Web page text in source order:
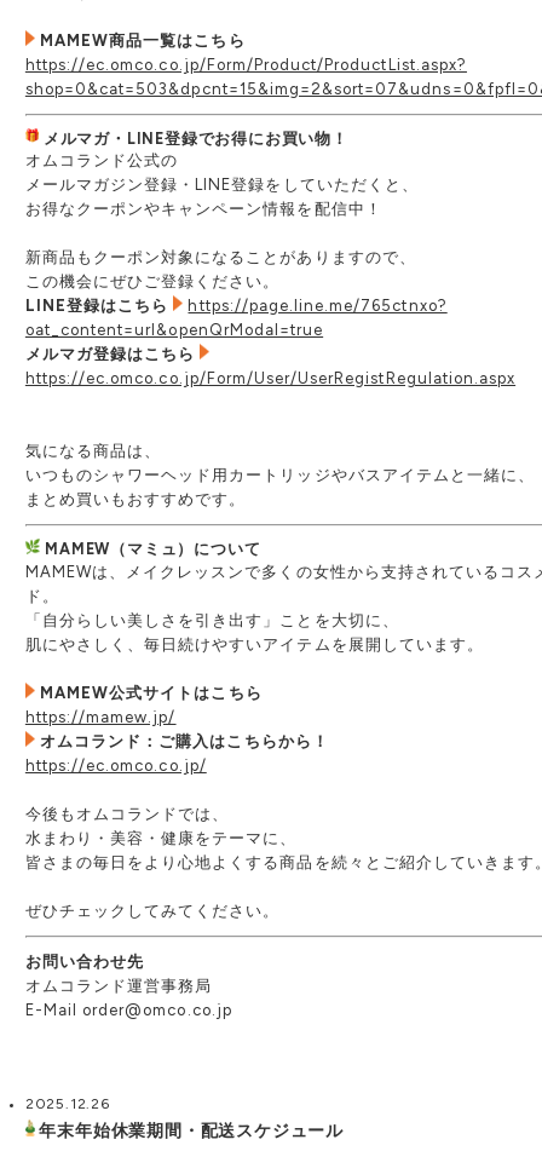
MAMEW商品一覧はこちら
https://ec.omco.co.jp/Form/Product/ProductList.aspx?
メルマガ・LINE登録でお得にお買い物！
オムコランド公式の
メールマガジン登録・LINE登録をしていただくと、
お得なクーポンやキャンペーン情報を配信中！
新商品もクーポン対象になることがありますので、
この機会にぜひご登録ください。
LINE登録はこちら
https://page.line.me/765ctnxo?
oat_content=url&openQrModal=true
メルマガ登録はこちら
https://ec.omco.co.jp/Form/User/UserRegistRegulation.aspx
気になる商品は、
いつものシャワーヘッド用カートリッジやバスアイテムと一緒に、
まとめ買いもおすすめです。
MAMEW（マミュ）について
MAMEWは、メイクレッスンで多くの女性から支持されているコス
ド。
「自分らしい美しさを引き出す」ことを大切に、
肌にやさしく、毎日続けやすいアイテムを展開しています。
MAMEW公式サイトはこちら
https://mamew.jp/
オムコランド：ご購入はこちらから！
https://ec.omco.co.jp/
今後もオムコランドでは、
水まわり・美容・健康をテーマに、
皆さまの毎日をより心地よくする商品を続々とご紹介していきます
ぜひチェックしてみてください。
お問い合わせ先
オムコランド運営事務局
E-Mail order@omco.co.jp
2025.12.26
年末年始休業期間・配送スケジュール